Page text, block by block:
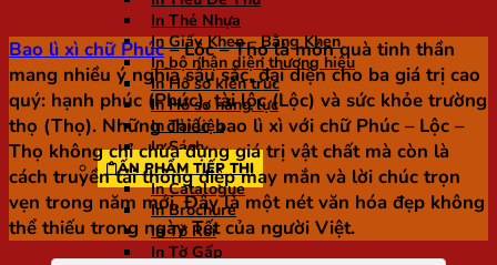
In Thẻ Nhựa
In Giấy Khen – Bằng Khen
In bộ nhận diện thương hiệu
In Hồ sơ kiến trúc
In Hồ sơ năng lực
In Tài liệu
In Sách
ẤN PHẨM TIẾP THỊ
In Catalogue
In Brochure
In Tờ Rơi
In Tờ Gấp
Bao lì xì chữ Phúc– Lộc – Thọ là món quà tinh thần
mang nhiều ý nghĩa sâu sắc, đại diện cho ba giá trị cao
quý: hạnh phúc (Phúc), tài lộc (Lộc) và sức khỏe trường
thọ (Thọ). Những chiếc bao lì xì với chữ Phúc – Lộc –
Thọ không chỉ chứa đựng giá trị vật chất mà còn là
cách truyền tải thông điệp may mắn và lời chúc trọn
vẹn trong năm mới. Đây là một nét văn hóa đẹp không
thể thiếu trong ngày Tết của người Việt.